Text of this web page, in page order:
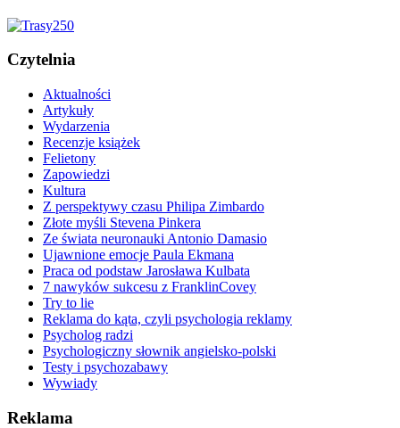
Czytelnia
Aktualności
Artykuły
Wydarzenia
Recenzje książek
Felietony
Zapowiedzi
Kultura
Z perspektywy czasu Philipa Zimbardo
Złote myśli Stevena Pinkera
Ze świata neuronauki Antonio Damasio
Ujawnione emocje Paula Ekmana
Praca od podstaw Jarosława Kulbata
7 nawyków sukcesu z FranklinCovey
Try to lie
Reklama do kąta, czyli psychologia reklamy
Psycholog radzi
Psychologiczny słownik angielsko-polski
Testy i psychozabawy
Wywiady
Reklama